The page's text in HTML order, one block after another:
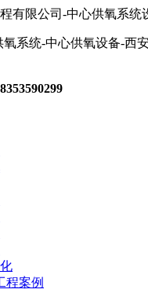
系统-中心供氧设备-西
程案例